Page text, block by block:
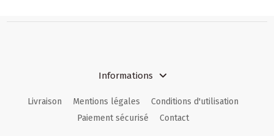
Informations
Livraison Mentions légales
Conditions d'utilisation
Paiement sécurisé
Contact